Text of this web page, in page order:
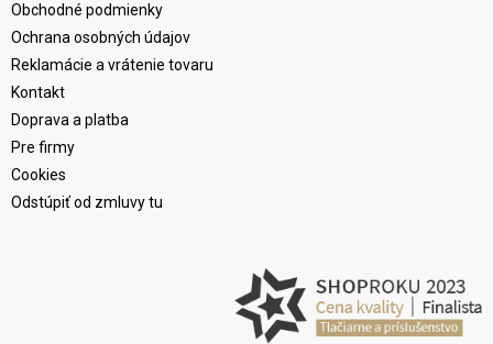
Obchodné podmienky
Ochrana osobných údajov
Reklamácie a vrátenie tovaru
Kontakt
Doprava a platba
Pre firmy
Cookies
Odstúpiť od zmluvy tu